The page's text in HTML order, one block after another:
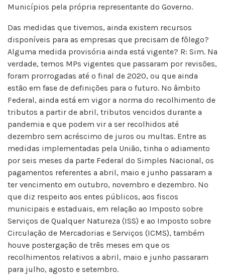
Municípios pela própria representante do Governo.
Das medidas que tivemos, ainda existem recursos
disponíveis para as empresas que precisam de fôlego?
Alguma medida provisória ainda está vigente? R: Sim. Na
verdade, temos MPs vigentes que passaram por revisões,
foram prorrogadas até o final de 2020, ou que ainda
estão em fase de definições para o futuro. No âmbito
Federal, ainda está em vigor a norma do recolhimento de
tributos a partir de abril, tributos vencidos durante a
pandemia e que podem vir a ser recolhidos até
dezembro sem acréscimo de juros ou multas. Entre as
medidas implementadas pela União, tinha o adiamento
por seis meses da parte Federal do Simples Nacional, os
pagamentos referentes a abril, maio e junho passaram a
ter vencimento em outubro, novembro e dezembro. No
que diz respeito aos entes públicos, aos fiscos
municipais e estaduais, em relação ao Imposto sobre
Serviços de Qualquer Natureza (ISS) e ao Imposto sobre
Circulação de Mercadorias e Serviços (ICMS), também
houve postergação de três meses em que os
recolhimentos relativos a abril, maio e junho passaram
para julho, agosto e setembro.